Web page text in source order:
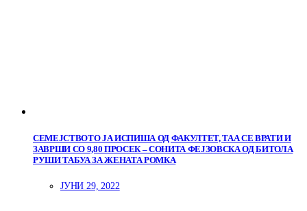
СЕМЕЈСТВОТО ЈА ИСПИША ОД ФАКУЛТЕТ, ТАА СЕ ВРАТИ И
ЗАВРШИ СО 9,80 ПРОСЕК – СОНИТА ФЕЈЗОВСКА ОД БИТОЛА
РУШИ ТАБУА ЗА ЖЕНАТА РОМКА
ЈУНИ 29, 2022